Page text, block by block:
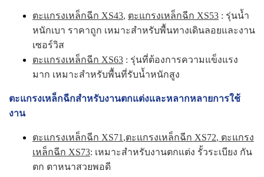
ตะแกรงเหล็กฉีก XS43, ตะแกรงเหล็กฉีก XS53 : รุ่นน้ำ
หนักเบา ราคาถูก เหมาะสำหรับพื้นทางเดินลอยและงาน
เซอร์วิส
ตะแกรงเหล็กฉีก XS63 : รุ่นที่ต้องการความแข็งแรง
มาก เหมาะสำหรับพื้นที่รับน้ำหนักสูง
ตะแกรงเหล็กฉีกสำหรับงานตกแต่งและหลากหลายการใช้
งาน
ตะแกรงเหล็กฉีก XS71 ,ตะแกรงเหล็กฉีก XS72, ตะแกรง
เหล็กฉีก XS73: เหมาะสำหรับงานตกแต่ง รั้วระเบียง กัน
ตก ตาหนาสวยพอดี